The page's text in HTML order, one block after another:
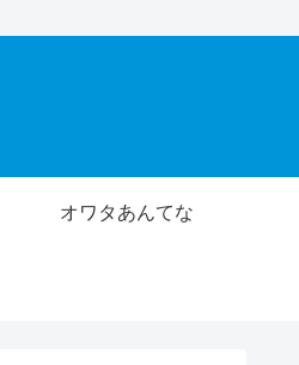
オワタあんてな